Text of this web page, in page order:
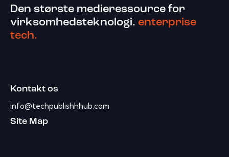
Den største medieressource for
virksomhedsteknologi. enterprise
tech.
Kontakt os
info@techpublishhhub.com
Site Map